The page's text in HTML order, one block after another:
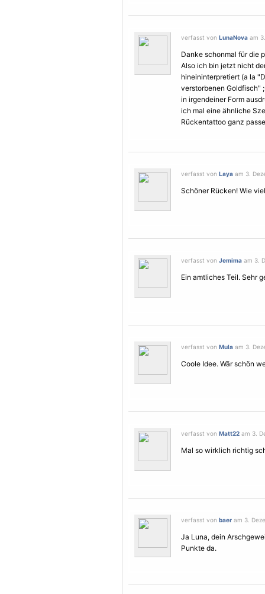
verfasst von LunaNova am
Danke schonmal für die
Also ich bin jetzt nicht
hineininterpretiert (a la
verstorbenen Goldfisch"
in irgendeiner Form
ich mal eine ähnliche
Rückentattoo ganz
verfasst von Laya am 3.
Schöner Rücken! Wie
verfasst von Jemima am 3.
Ein amtliches Teil. Sehr
verfasst von Mula am 3.
Coole Idee. Wär schön
verfasst von Matt22 am 3.
Mal so wirklich richtig
verfasst von baer am 3.
Ja Luna, dein
Punkte da.